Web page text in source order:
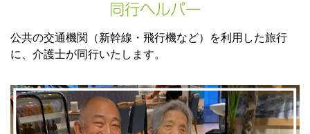
同行ヘルパー
公共の交通機関（新幹線・飛行機など）を利用した旅行
に、介護士が同行いたします。